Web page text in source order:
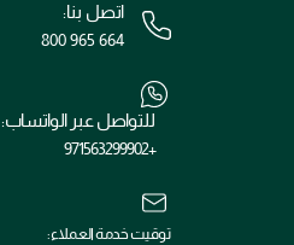
اتصل بنا:
800 965 664
للتواصل عبر الواتساب:
+971563299902
توقيت خدمة العملاء: